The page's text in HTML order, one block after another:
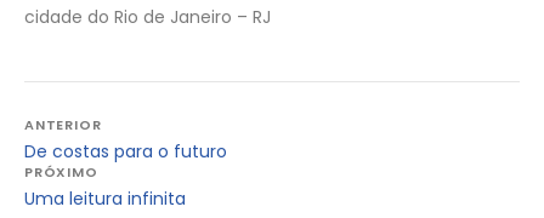
cidade do Rio de Janeiro – RJ
Navegação
de
Post
ANTERIOR
De costas para o futuro
PRÓXIMO
Uma leitura infinita